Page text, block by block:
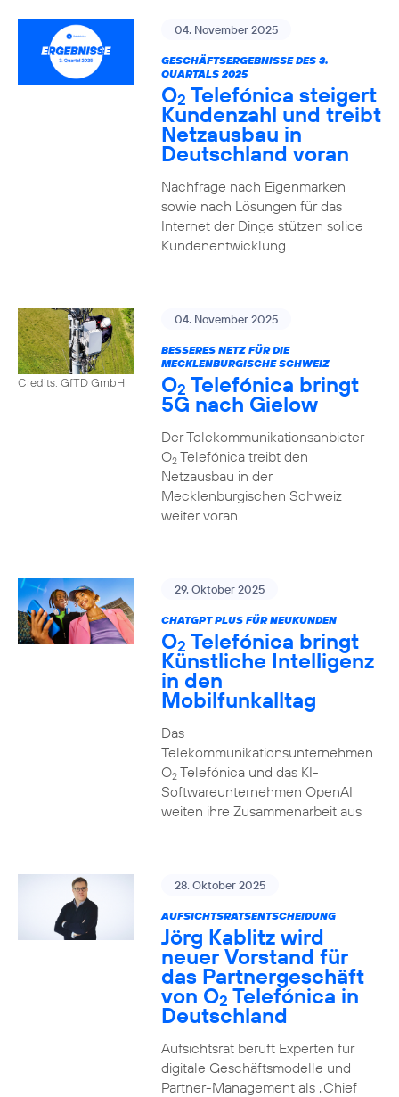
04. November 2025
GESCHÄFTSERGEBNISSE DES 3.
QUARTALS 2025
O2 Telefónica steigert
Kundenzahl und treibt
Netzausbau in
Deutschland voran
Nachfrage nach Eigenmarken
sowie nach Lösungen für das
Internet der Dinge stützen solide
Kundenentwicklung
Credits: GfTD GmbH
04. November 2025
BESSERES NETZ FÜR DIE
MECKLENBURGISCHE SCHWEIZ
O2 Telefónica bringt
5G nach Gielow
Der Telekommunikationsanbieter
O2Telefónica treibt den
Netzausbau in der
Mecklenburgischen Schweiz
weiter voran
29. Oktober 2025
CHATGPT PLUS FÜR NEUKUNDEN
O2 Telefónica bringt
Künstliche Intelligenz
in den
Mobilfunkalltag
Das
Telekommunikationsunternehmen
O2Telefónica und das KI-
Softwareunternehmen OpenAI
weiten ihre Zusammenarbeit aus
28. Oktober 2025
AUFSICHTSRATSENTSCHEIDUNG
Jörg Kablitz wird
neuer Vorstand für
das Partnergeschäft
von O2 Telefónica in
Deutschland
Aufsichtsrat beruft Experten für
digitale Geschäftsmodelle und
Partner-Management als „Chief